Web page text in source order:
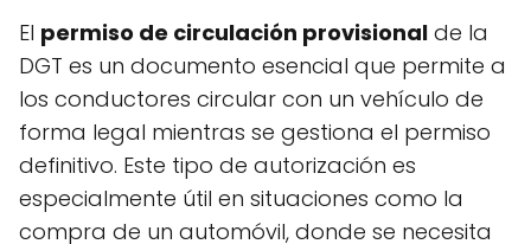
El permiso de circulación provisional de la
DGT es un documento esencial que permite a
los conductores circular con un vehículo de
forma legal mientras se gestiona el permiso
definitivo. Este tipo de autorización es
especialmente útil en situaciones como la
compra de un automóvil, donde se necesita